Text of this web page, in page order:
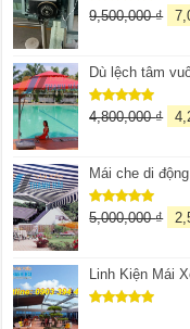
Được xếp
9,500,000₫
Dù lệch tâm
Được xếp
4,800,000₫
Mái che di động
Được xếp
5,000,000₫
Linh Kiện Mái